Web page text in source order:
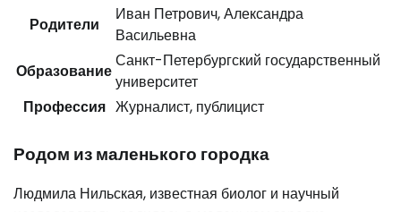
Родители
Иван Петрович, Александра
Васильевна
Образование
Санкт-Петербургский государственный
университет
Профессия Журналист, публицист
Родом из маленького городка
Людмила Нильская, известная биолог и научный